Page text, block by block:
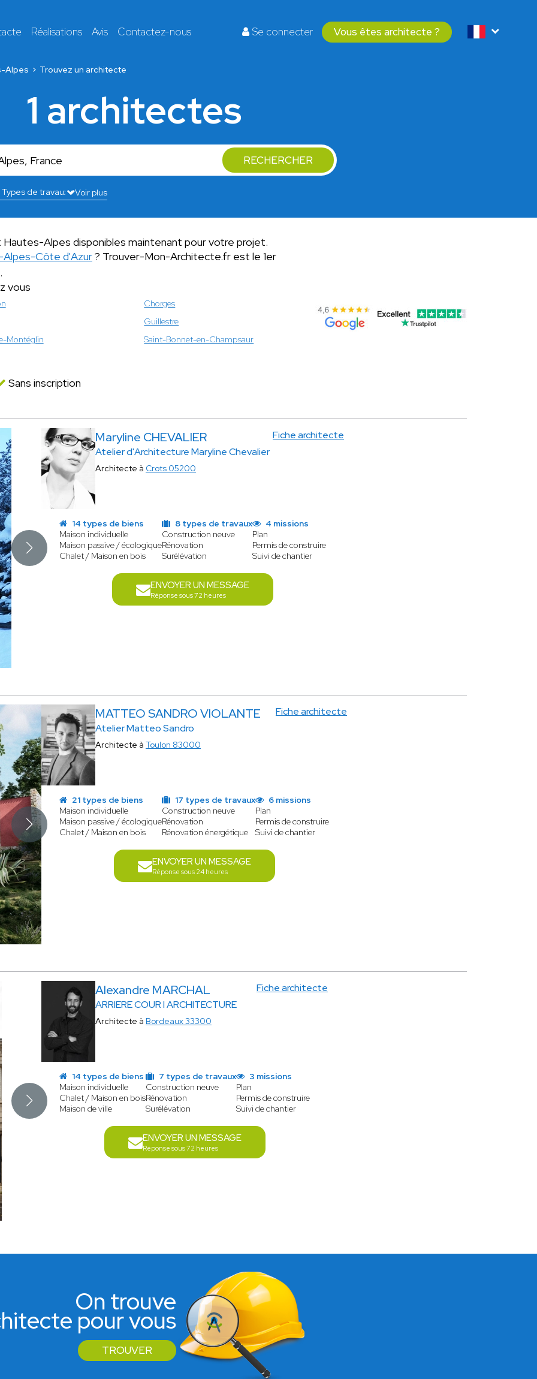
Réalisations Avis Contactez-nous Se connecter Vous êtes architecte ?
Alpes Trouvez un architecte
1 architectes
RECHERCHER
Voir plus
Alpes disponibles maintenant pour votre projet.
Côte d'Azur? Trouver-Mon-Architecte.fr est le 1er
vous
Chorges
Guillestre
Montéglin
Saint-Bonnet-en-Champsaur
Sans inscription
Maryline CHEVALIER
Atelier d'Architecture Maryline Chevalier
Fiche architecte
Architecte à Crots 05200
14 types de biens
Maison individuelle
Maison passive / écologique
Chalet / Maison en bois
8 types de travaux
Construction neuve
Rénovation
Surélévation
4 missions
Plan
Permis de construire
Suivi de chantier
ENVOYER UN MESSAGE
Réponse sous 72 heures
MATTEO SANDRO VIOLANTE
Atelier Matteo Sandro
Fiche architecte
Architecte à Toulon 83000
21 types de biens
Maison individuelle
Maison passive / écologique
Chalet / Maison en bois
17 types de travaux
Construction neuve
Rénovation
Rénovation énergétique
6 missions
Plan
Permis de construire
Suivi de chantier
ENVOYER UN MESSAGE
Réponse sous 24 heures
Alexandre MARCHAL
ARRIERE COUR I ARCHITECTURE
Fiche architecte
Architecte à Bordeaux 33300
14 types de biens
Maison individuelle
Chalet / Maison en bois
Maison de ville
7 types de travaux
Construction neuve
Rénovation
Surélévation
3 missions
Plan
Permis de construire
Suivi de chantier
ENVOYER UN MESSAGE
Réponse sous 72 heures
On trouve
pour vous
TROUVER